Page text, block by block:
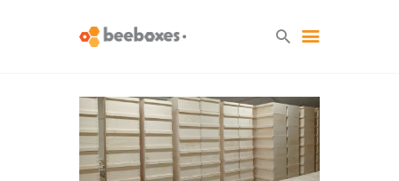
HOME
O NAS
BLOG